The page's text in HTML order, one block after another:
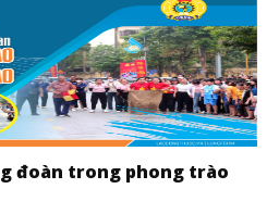
đoàn trong phong trào